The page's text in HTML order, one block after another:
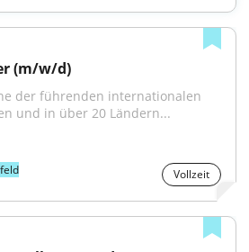
(m/w/d)
der führenden internationalen
und in über 20 Ländern...
Vollzeit